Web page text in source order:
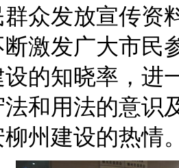
群众发放宣传资
激发广大市民
的知晓率， 进
和用法的意识
州建设的热情